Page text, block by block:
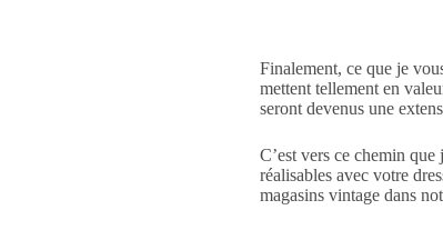
Finalement, ce que je
mettent tellement en
seront devenus une
C’est vers ce chemin
réalisables avec votre
magasins vintage dans